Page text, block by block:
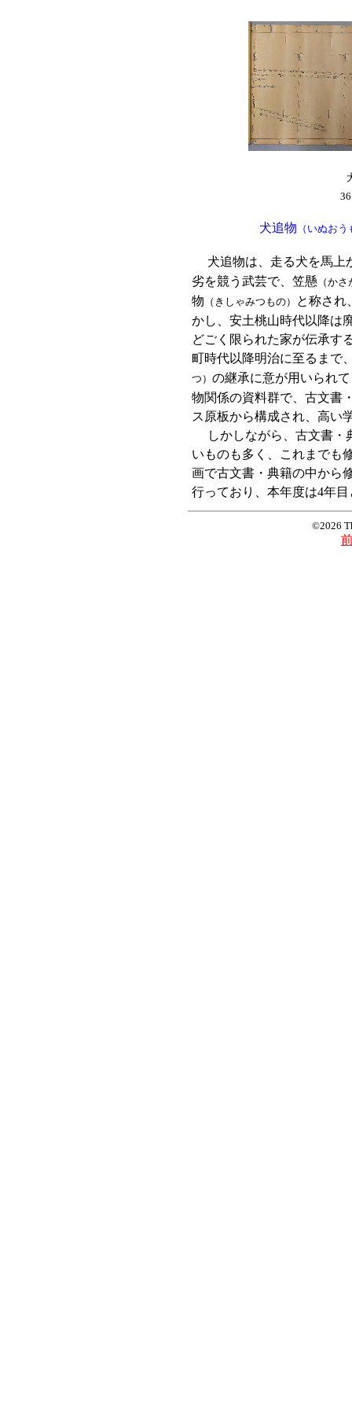
犬追物 （いぬお
犬追物は、走る犬を馬上
劣を競う武芸で、笠懸 （か
物 （きしゃみつもの）
と称され
かし、安土桃山時代以降は
どごく限られた家が伝承す
町時代以降明治に至るまで
つ） の継承に意が用いられ
物関係の資料群で、古文書
ス原板から構成され、高い
しかしながら、古文書・
いものも多く、これまでも
画で古文書・典籍の中から
行っており、本年度は4年
©2026